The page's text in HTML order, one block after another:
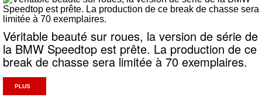
Véritable beauté sur roues, la version de série de
la BMW Speedtop est prête. La production de ce
break de chasse sera limitée à 70 exemplaires.
PLUS